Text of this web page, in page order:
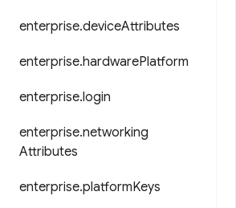
enterprise.deviceAttributes
enterprise.hardwarePlatform
enterprise.login
enterprise.networking
Attributes
enterprise.platformKeys